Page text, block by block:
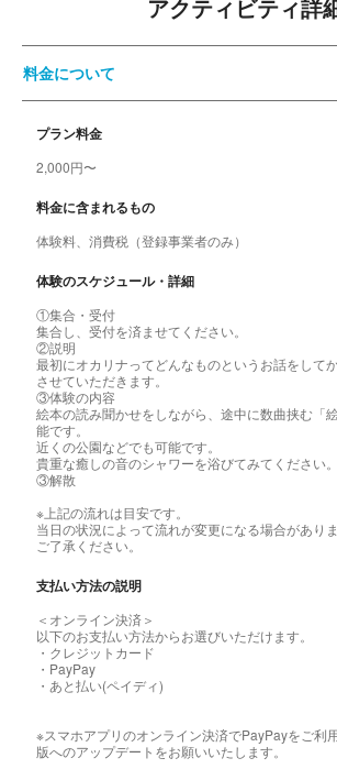
アクティビティ詳
料金について
プラン料金
2,000円〜
料金に含まれるもの
体験料、消費税（登録事業者のみ）
体験のスケジュール・詳細
①集合・受付
集合し、受付を済ませてください。
②説明
最初にオカリナってどんなものというお話をして
させていただきます。
③体験の内容
絵本の読み聞かせをしながら、途中に数曲挟む「
能です。
近くの公園などでも可能です。
貴重な癒しの音のシャワーを浴びてみてください。
③解散
※上記の流れは目安です。
当日の状況によって流れが変更になる場合があり
ご了承ください。
支払い方法の説明
＜オンライン決済＞
以下のお支払い方法からお選びいただけます。
・クレジットカード
・PayPay
・あと払い(ペイディ)
※スマホアプリのオンライン決済でPayPayをご利
版へのアップデートをお願いいたします。